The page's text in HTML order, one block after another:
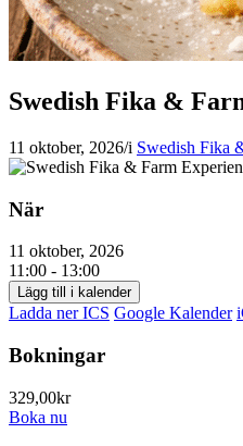
Swedish Fika &
11 oktober, 2026/i Swedish Fika
När
11 oktober, 2026
11:00 - 13:00
Lägg till i kalender
Ladda ner ICS Google Kalender
Bokningar
329,00kr
Boka nu